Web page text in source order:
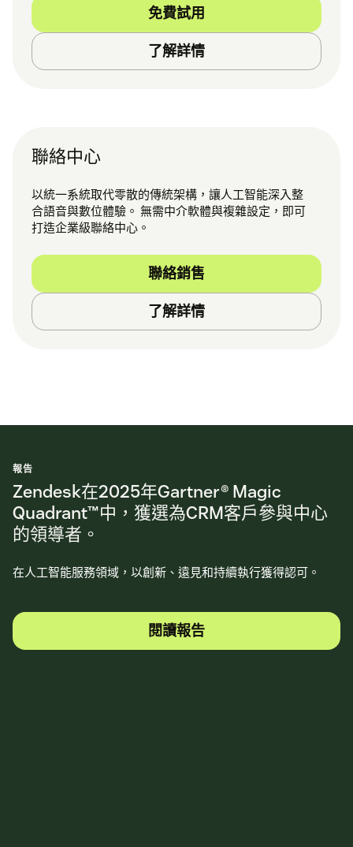
免費試用
了解詳情
聯絡中心
以統一系統取代零散的傳統架構，讓人工智能深入整
合語音與數位體驗。 無需中介軟體與複雜設定，即可
打造企業級聯絡中心。
聯絡銷售
了解詳情
報告
Zendesk在2025年Gartner® Magic
Quadrant™中，獲選為CRM客戶參與中心
的領導者。
在人工智能服務領域，以創新、遠見和持續執行獲得認可。
閱讀報告